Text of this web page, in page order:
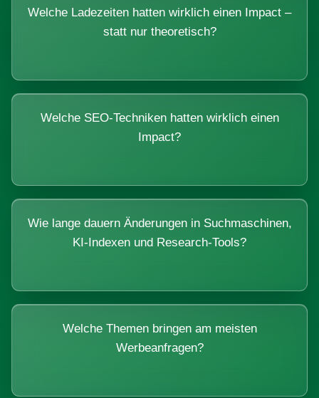
Welche Ladezeiten hatten wirklich einen Impact –
statt nur theoretisch?
Welche SEO-Techniken hatten wirklich einen
Impact?
Wie lange dauern Änderungen in Suchmaschinen,
KI-Indexen und Research-Tools?
Welche Themen bringen am meisten
Werbeanfragen?